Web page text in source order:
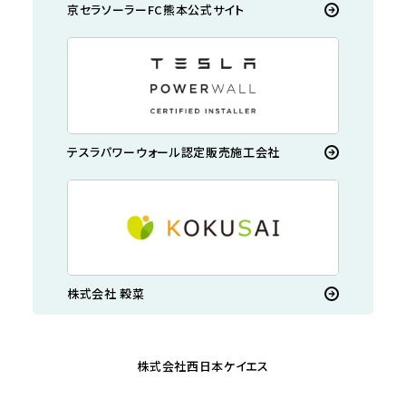
京セラソーラーFC熊本公式サイト
テスラパワーウォール認定販売施工会社
株式会社 穀菜
株式会社西日本ケイエス